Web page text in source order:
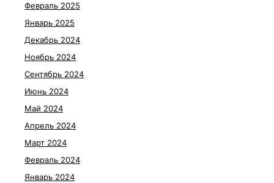
Февраль 2025
Январь 2025
Декабрь 2024
Ноябрь 2024
Сентябрь 2024
Июнь 2024
Май 2024
Апрель 2024
Март 2024
Февраль 2024
Январь 2024